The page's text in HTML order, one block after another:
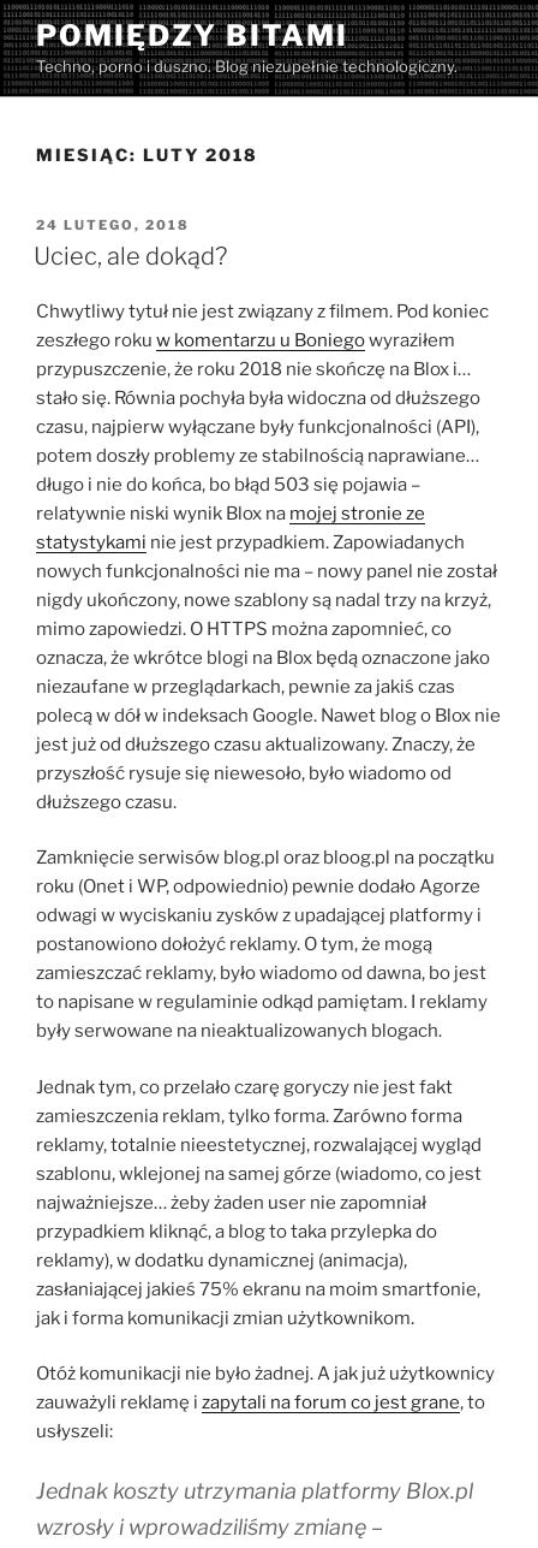
Przejdź
do
treści
POMIĘDZY BITAMI
Techno, porno i duszno. Blog niezupełnie technologiczny.
MIESIĄC: LUTY 2018
OPUBLIKOWANE
W
24 LUTEGO, 2018
Uciec, ale dokąd?
Chwytliwy tytuł nie jest związany z filmem. Pod koniec
zeszłego roku w komentarzu u Boniegowyraziłem
przypuszczenie, że roku 2018 nie skończę na Blox i…
stało się. Równia pochyła była widoczna od dłuższego
czasu, najpierw wyłączane były funkcjonalności (API),
potem doszły problemy ze stabilnością naprawiane…
długo i nie do końca, bo błąd 503 się pojawia –
relatywnie niski wynik Blox na mojej stronie ze
statystykami nie jest przypadkiem. Zapowiadanych
nowych funkcjonalności nie ma – nowy panel nie został
nigdy ukończony, nowe szablony są nadal trzy na krzyż,
mimo zapowiedzi. O HTTPS można zapomnieć, co
oznacza, że wkrótce blogi na Blox będą oznaczone jako
niezaufane w przeglądarkach, pewnie za jakiś czas
polecą w dół w indeksach Google. Nawet blog o Blox nie
jest już od dłuższego czasu aktualizowany. Znaczy, że
przyszłość rysuje się niewesoło, było wiadomo od
dłuższego czasu.
Zamknięcie serwisów blog.pl oraz bloog.pl na początku
roku (Onet i WP, odpowiednio) pewnie dodało Agorze
odwagi w wyciskaniu zysków z upadającej platformy i
postanowiono dołożyć reklamy. O tym, że mogą
zamieszczać reklamy, było wiadomo od dawna, bo jest
to napisane w regulaminie odkąd pamiętam. I reklamy
były serwowane na nieaktualizowanych blogach.
Jednak tym, co przelało czarę goryczy nie jest fakt
zamieszczenia reklam, tylko forma. Zarówno forma
reklamy, totalnie nieestetycznej, rozwalającej wygląd
szablonu, wklejonej na samej górze (wiadomo, co jest
najważniejsze… żeby żaden user nie zapomniał
przypadkiem kliknąć, a blog to taka przylepka do
reklamy), w dodatku dynamicznej (animacja),
zasłaniającej jakieś 75% ekranu na moim smartfonie,
jak i forma komunikacji zmian użytkownikom.
Otóż komunikacji nie było żadnej. A jak już użytkownicy
zauważyli reklamę i zapytali na forum co jest grane, to
usłyszeli:
Jednak koszty utrzymania platformy Blox.pl
wzrosły i wprowadziliśmy zmianę –